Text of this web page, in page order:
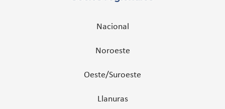
Nacional
Noroeste
Oeste/Suroeste
Llanuras